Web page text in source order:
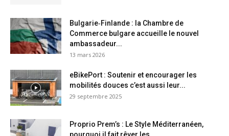
Bulgarie‑Finlande : la Chambre de
Commerce bulgare accueille le nouvel
ambassadeur...
13 mars 2026
eBikePort : Soutenir et encourager les
mobilités douces c’est aussi leur...
29 septembre 2025
Proprio Prem’s : Le Style Méditerranéen,